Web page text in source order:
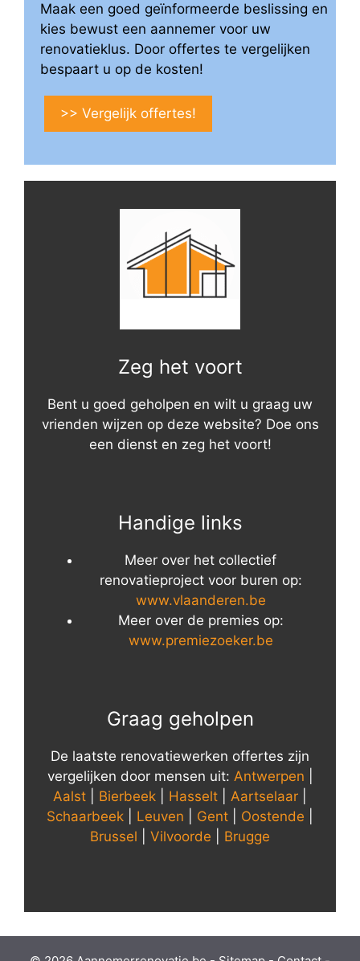
Maak een goed geïnformeerde beslissing en
kies bewust een aannemer voor uw
renovatieklus. Door offertes te vergelijken
bespaart u op de kosten!
>> Vergelijk offertes!
Zeg het voort
Bent u goed geholpen en wilt u graag uw
vrienden wijzen op deze website? Doe ons
een dienst en zeg het voort!
Handige links
Meer over het collectief
renovatieproject voor buren op:
www.vlaanderen.be
Meer over de premies op:
www.premiezoeker.be
Graag geholpen
De laatste renovatiewerken offertes zijn
vergelijken door mensen uit: Antwerpen
Aalst
Bierbeek Hasselt Aartselaar
Schaarbeek
Leuven Gent Oostende
Brussel
Vilvoorde Brugge